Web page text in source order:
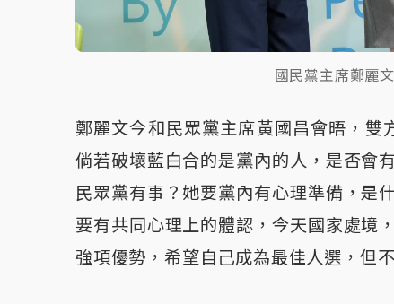
國民黨主席鄭麗
鄭麗文今和民眾黨主席黃國昌會晤，雙
倘若破壞藍白合的是黨內的人，是否會
民眾黨有事？她要黨內有心理準備，是
要有共同心理上的體認，今天國家處境
強項優勢，希望自己成為最佳人選，但